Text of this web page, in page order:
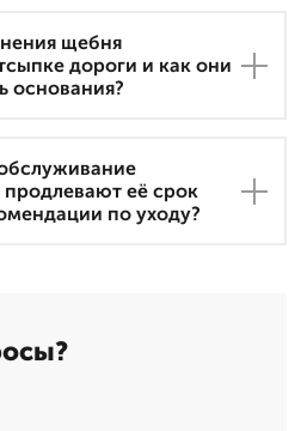
щебня
дороги и как они
основания?
её срок
по уходу?